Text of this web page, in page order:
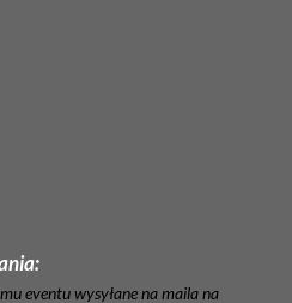
eventu wysyłane na maila na